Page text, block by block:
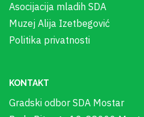
Asocijacija mladih SDA
Muzej Alija Izetbegović
Politika privatnosti
KONTAKT
Gradski odbor SDA Mostar